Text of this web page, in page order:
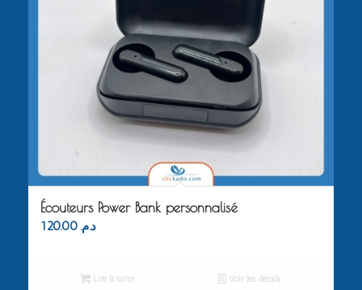
Écouteurs Power Bank personnalisé
د.م. 120.00
Lire la suite Voir les détails